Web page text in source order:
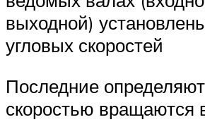
выходной)
угловых скоростей
Последние
скоростью вращаются